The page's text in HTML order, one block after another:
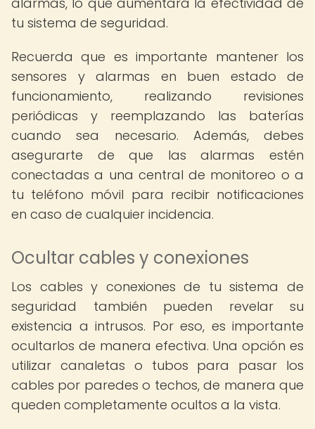
tu sistema de seguridad.
Recuerda que es importante mantener los
sensores y alarmas en buen estado de
funcionamiento, realizando revisiones
periódicas y reemplazando las baterías
cuando sea necesario. Además, debes
asegurarte de que las alarmas estén
conectadas a una central de monitoreo o a
tu teléfono móvil para recibir notificaciones
en caso de cualquier incidencia.
Ocultar cables y conexiones
Los cables y conexiones de tu sistema de
seguridad también pueden revelar su
existencia a intrusos. Por eso, es importante
ocultarlos de manera efectiva. Una opción es
utilizar canaletas o tubos para pasar los
cables por paredes o techos, de manera que
queden completamente ocultos a la vista.